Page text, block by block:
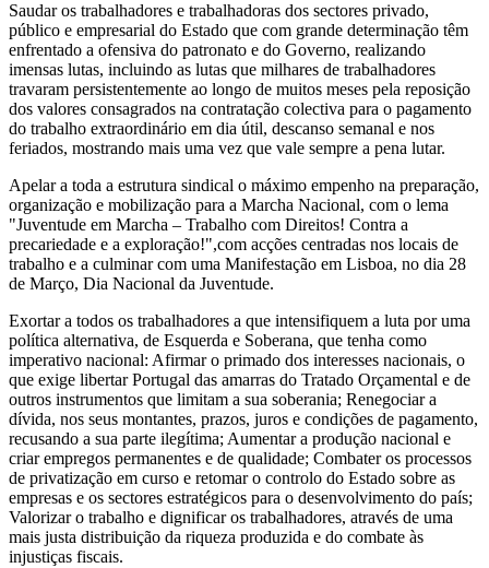
Saudar os trabalhadores e trabalhadoras dos sectores privado,
público e empresarial do Estado que com grande determinação têm
enfrentado a ofensiva do patronato e do Governo, realizando
imensas lutas, incluindo as lutas que milhares de trabalhadores
travaram persistentemente ao longo de muitos meses pela reposição
dos valores consagrados na contratação colectiva para o pagamento
do trabalho extraordinário em dia útil, descanso semanal e nos
feriados, mostrando mais uma vez que vale sempre a pena lutar.
Apelar a toda a estrutura sindical o máximo empenho na preparação,
organização e mobilização para a Marcha Nacional, com o lema
"Juventude em Marcha – Trabalho com Direitos! Contra a
precariedade e a exploração!",com acções centradas nos locais de
trabalho e a culminar com uma Manifestação em Lisboa, no dia 28
de Março, Dia Nacional da Juventude.
Exortar a todos os trabalhadores a que intensifiquem a luta por uma
política alternativa, de Esquerda e Soberana, que tenha como
imperativo nacional: Afirmar o primado dos interesses nacionais, o
que exige libertar Portugal das amarras do Tratado Orçamental e de
outros instrumentos que limitam a sua soberania; Renegociar a
dívida, nos seus montantes, prazos, juros e condições de pagamento,
recusando a sua parte ilegítima; Aumentar a produção nacional e
criar empregos permanentes e de qualidade; Combater os processos
de privatização em curso e retomar o controlo do Estado sobre as
empresas e os sectores estratégicos para o desenvolvimento do país;
Valorizar o trabalho e dignificar os trabalhadores, através de uma
mais justa distribuição da riqueza produzida e do combate às
injustiças fiscais.